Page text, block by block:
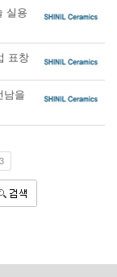
실용
표창
남을